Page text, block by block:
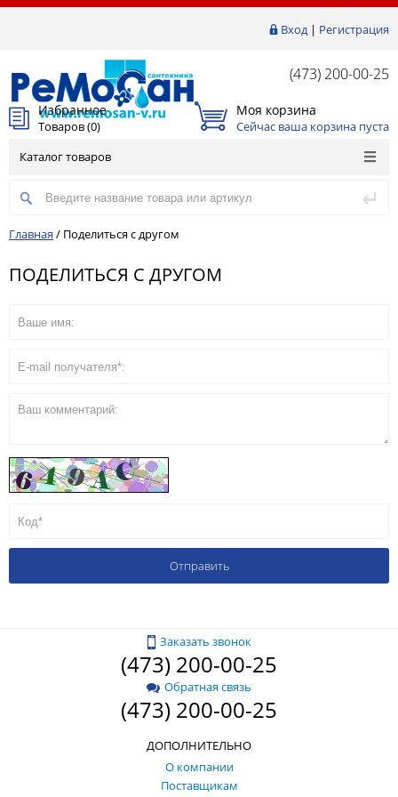
Вход| Регистрация
(473) 200-00-25
Избранное
Товаров (0)
Моя корзина
Сейчас ваша корзина пуста
Каталог товаров
Главная / Поделиться с другом
ПОДЕЛИТЬСЯ С ДРУГОМ
Заказать звонок
(473) 200-00-25
Обратная связь
(473) 200-00-25
ДОПОЛНИТЕЛЬНО
О компании
Поставщикам